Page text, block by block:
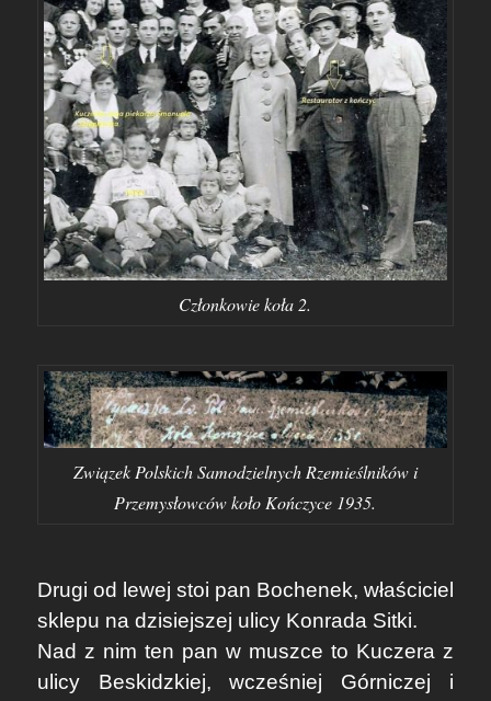
Członkowie koła 2.
Związek Polskich Samodzielnych Rzemieślników i
Przemysłowców koło Kończyce 1935.
Drugi od lewej stoi pan Bochenek, właściciel
sklepu na dzisiejszej ulicy Konrada Sitki.
Nad z nim ten pan w muszce to Kuczera z
ulicy Beskidzkiej, wcześniej Górniczej i